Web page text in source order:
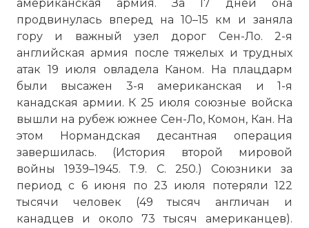
американская армия. За 17 дней она
продвинулась вперед на 10–15 км и заняла
гору и важный узел дорог Сен-Ло. 2-я
английская армия после тяжелых и трудных
атак 19 июля овладела Каном. На плацдарм
были высажен 3-я американская и 1-я
канадская армии. К 25 июля союзные войска
вышли на рубеж южнее Сен-Ло, Комон, Кан. На
этом Нормандская десантная операция
завершилась. (История второй мировой
войны 1939–1945. Т.9. С. 250.) Союзники за
период с 6 июня по 23 июля потеряли 122
тысячи человек (49 тысяч англичан и
канадцев и около 73 тысяч американцев).